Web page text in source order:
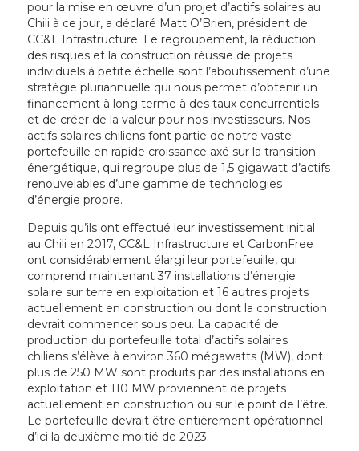
pour la mise en œuvre d’un projet d’actifs solaires au
Chili à ce jour, a déclaré Matt O’Brien, président de
CC&L Infrastructure. Le regroupement, la réduction
des risques et la construction réussie de projets
individuels à petite échelle sont l’aboutissement d’une
stratégie pluriannuelle qui nous permet d’obtenir un
financement à long terme à des taux concurrentiels
et de créer de la valeur pour nos investisseurs. Nos
actifs solaires chiliens font partie de notre vaste
portefeuille en rapide croissance axé sur la transition
énergétique, qui regroupe plus de 1,5 gigawatt d’actifs
renouvelables d’une gamme de technologies
d’énergie propre.
Depuis qu’ils ont effectué leur investissement initial
au Chili en 2017, CC&L Infrastructure et CarbonFree
ont considérablement élargi leur portefeuille, qui
comprend maintenant 37 installations d’énergie
solaire sur terre en exploitation et 16 autres projets
actuellement en construction ou dont la construction
devrait commencer sous peu. La capacité de
production du portefeuille total d’actifs solaires
chiliens s’élève à environ 360 mégawatts (MW), dont
plus de 250 MW sont produits par des installations en
exploitation et 110 MW proviennent de projets
actuellement en construction ou sur le point de l’être.
Le portefeuille devrait être entièrement opérationnel
d’ici la deuxième moitié de 2023.